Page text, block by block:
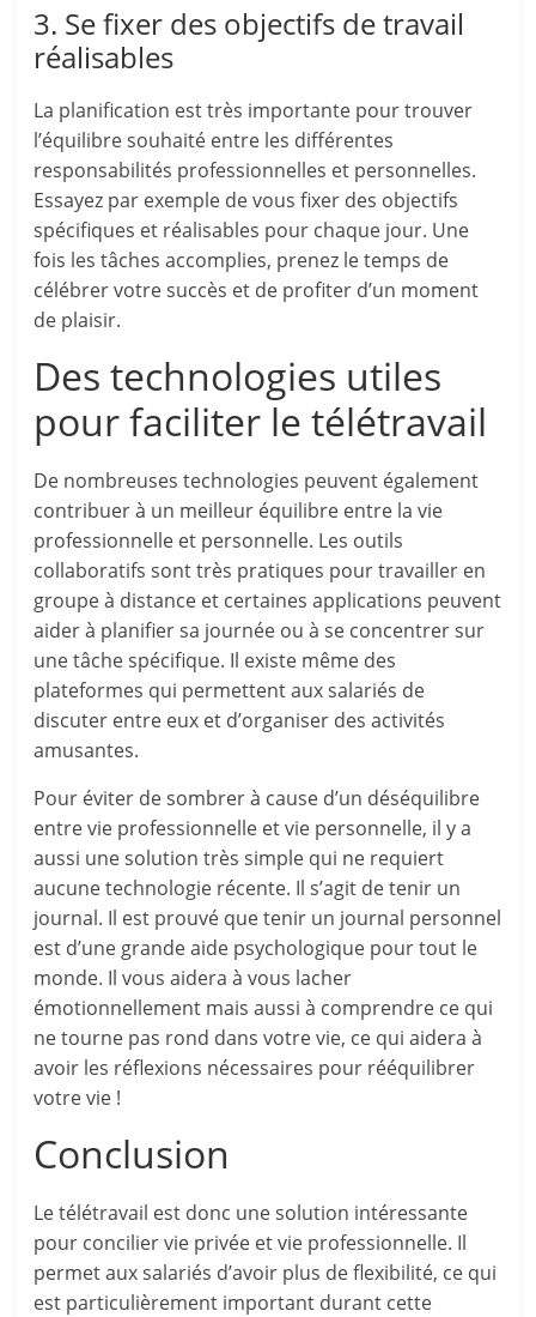
3. Se fixer des objectifs de travail
réalisables
La planification est très importante pour trouver
l’équilibre souhaité entre les différentes
responsabilités professionnelles et personnelles.
Essayez par exemple de vous fixer des objectifs
spécifiques et réalisables pour chaque jour. Une
fois les tâches accomplies, prenez le temps de
célébrer votre succès et de profiter d’un moment
de plaisir.
Des technologies utiles
pour faciliter le télétravail
De nombreuses technologies peuvent également
contribuer à un meilleur équilibre entre la vie
professionnelle et personnelle. Les outils
collaboratifs sont très pratiques pour travailler en
groupe à distance et certaines applications peuvent
aider à planifier sa journée ou à se concentrer sur
une tâche spécifique. Il existe même des
plateformes qui permettent aux salariés de
discuter entre eux et d’organiser des activités
amusantes.
Pour éviter de sombrer à cause d’un déséquilibre
entre vie professionnelle et vie personnelle, il y a
aussi une solution très simple qui ne requiert
aucune technologie récente. Il s’agit de tenir un
journal. Il est prouvé que tenir un journal personnel
est d’une grande aide psychologique pour tout le
monde. Il vous aidera à vous lacher
émotionnellement mais aussi à comprendre ce qui
ne tourne pas rond dans votre vie, ce qui aidera à
avoir les réflexions nécessaires pour rééquilibrer
votre vie !
Conclusion
Le télétravail est donc une solution intéressante
pour concilier vie privée et vie professionnelle. Il
permet aux salariés d’avoir plus de flexibilité, ce qui
est particulièrement important durant cette